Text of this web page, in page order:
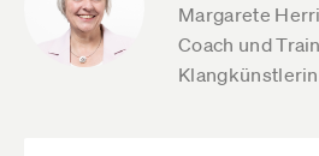
Margarete
Coach und
Klangkünstlerin